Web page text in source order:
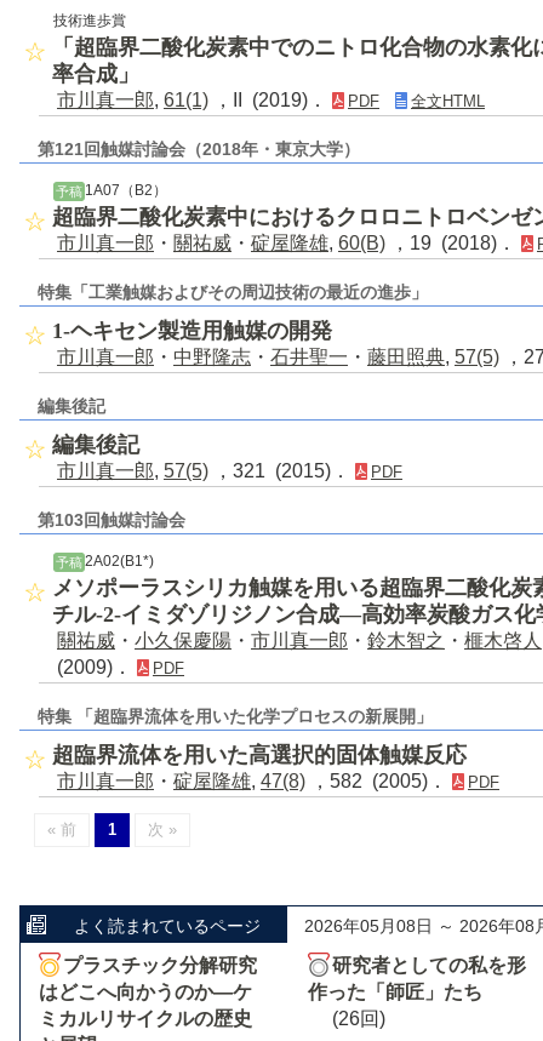
技術進歩賞
「超臨界二酸化炭素中でのニトロ化合物の水素
率合成」
市川真一郎, 61(1) ，II (2019)． PDF 全文HTML
第121回触媒討論会（2018年・東京大学）
予稿 1A07（B2）
超臨界二酸化炭素中におけるクロロニトロベンゼ
市川真一郎 ・ 關祐威 ・ 碇屋隆雄, 60(B) ，19 (2018)．
特集「工業触媒およびその周辺技術の最近の進歩」
1-ヘキセン製造用触媒の開発
市川真一郎 ・ 中野隆志 ・ 石井聖一 ・ 藤田照典, 57(5) ，
編集後記
編集後記
市川真一郎, 57(5) ，321 (2015)． PDF
第103回触媒討論会
予稿 2A02(B1*)
メソポーラスシリカ触媒を用いる超臨界二酸化炭
チル-2-イミダゾリジノン合成―高効率炭酸ガス
關祐威 ・ 小久保慶陽 ・ 市川真一郎 ・ 鈴木智之 ・ 榧木啓人
(2009)．
PDF
特集 「超臨界流体を用いた化学プロセスの新展開」
超臨界流体を用いた高選択的固体触媒反応
市川真一郎 ・ 碇屋隆雄, 47(8) ，582 (2005)． PDF
« 前 1 次 »
よく読まれているページ 2026年05月08日 ～ 2026年08
プラスチック分解研究
はどこへ向かうのか―ケ
ミカルリサイクルの歴史
研究者としての私を形
作った「師匠」たち
(26回)